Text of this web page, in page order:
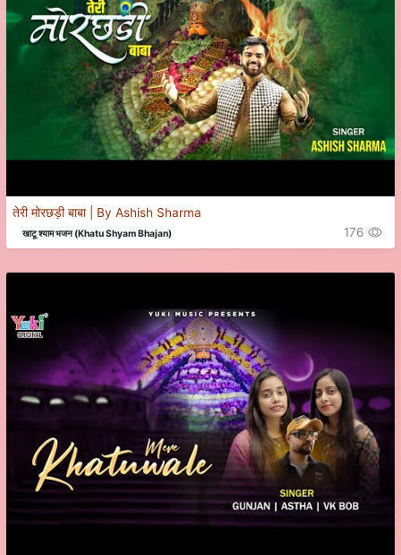
तेरी मोरछड़ी बाबा | By Ashish Sharma
खाटू श्याम भजन (Khatu Shyam Bhajan) 176